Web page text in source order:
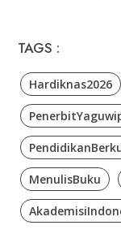
TAGS :
Hardiknas2026
MenulisBuku